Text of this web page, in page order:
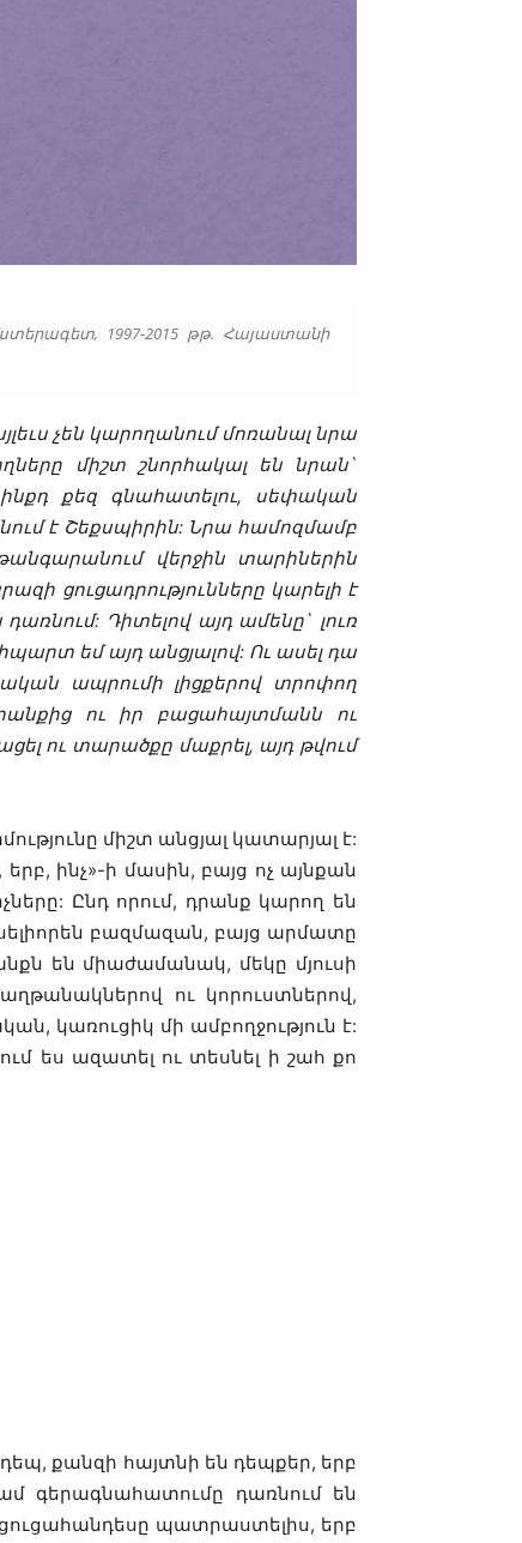
1997-2015 թթ. Հայաստանի
չեն կարողանում մոռանալ նրա
միշտ շնորհակալ են նրան`
քեզ գնահատելու, սեփական
է Շեքսպիրին: Նրա համոզմամբ
վերջին տարիներին
ցուցադրությունները կարելի է
Դիտելով այդ ամենը` լուռ
եմ այդ անցյալով: Ու ասել դա
ապրումի լիցքերով տրոփող
ու իր բացահայտմանն ու
ու տարածքը մաքրել, այդ թվում
միշտ անցյալ կատարյալ է:
ինչ»-ի մասին, բայց ոչ այնքան
Ընդ որում, դրանք կարող են
բազմազան, բայց արմատը
են միաժամանակ, մեկը մյուսի
ու կորուստներով,
կառուցիկ մի ամբողջություն է:
ես ազատել ու տեսնել ի շահ քո
քանզի հայտնի են դեպքեր, երբ
գերագնահատումը դառնում են
պատրաստելիս, երբ